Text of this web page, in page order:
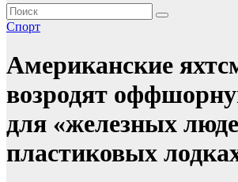
Спорт
Американские
возродят
для «железных
пластиковых